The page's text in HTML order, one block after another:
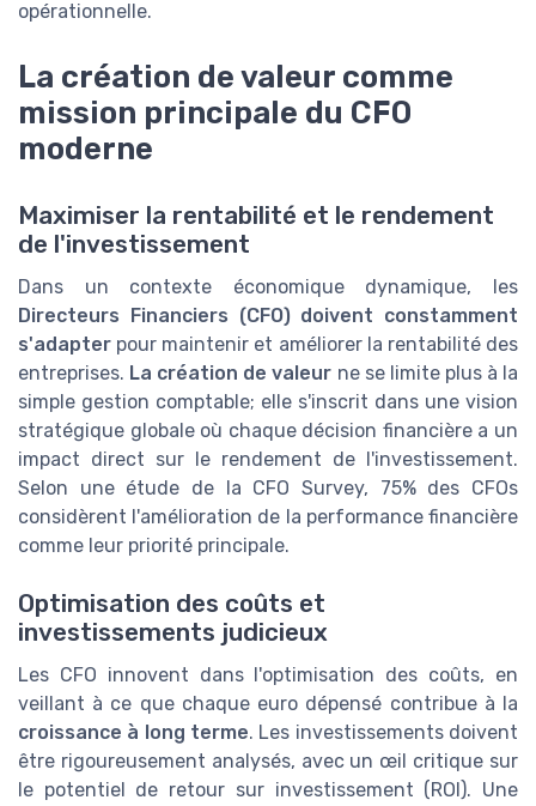
opérationnelle.
La création de valeur comme
mission principale du CFO
moderne
Maximiser la rentabilité et le rendement
de l'investissement
Dans un contexte économique dynamique, les
Directeurs Financiers (CFO) doivent constamment
s'adapter pour maintenir et améliorer la rentabilité des
entreprises. La création de valeur ne se limite plus à la
simple gestion comptable; elle s'inscrit dans une vision
stratégique globale où chaque décision financière a un
impact direct sur le rendement de l'investissement.
Selon une étude de la CFO Survey, 75% des CFOs
considèrent l'amélioration de la performance financière
comme leur priorité principale.
Optimisation des coûts et
investissements judicieux
Les CFO innovent dans l'optimisation des coûts, en
veillant à ce que chaque euro dépensé contribue à la
croissance à long terme. Les investissements doivent
être rigoureusement analysés, avec un œil critique sur
le potentiel de retour sur investissement (ROI). Une